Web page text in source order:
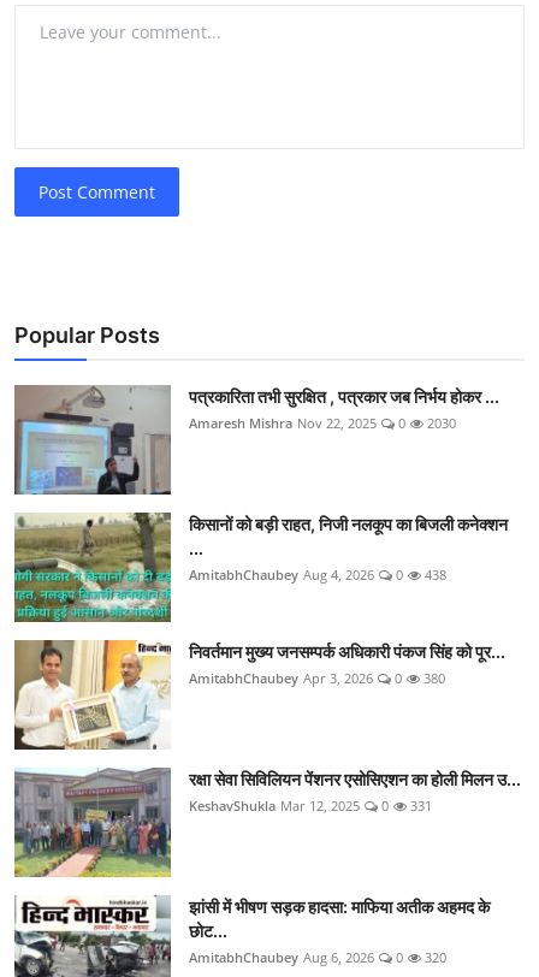
Post Comment
Popular Posts
पत्रकारिता तभी सुरक्षित , पत्रकार जब निर्भय होकर ...
Amaresh Mishra Nov 22, 2025 0 2030
किसानों को बड़ी राहत, निजी नलकूप का बिजली कनेक्शन
...
AmitabhChaubey Aug 4, 2026 0 438
निवर्तमान मुख्य जनसम्पर्क अधिकारी पंकज सिंह को पूर...
AmitabhChaubey Apr 3, 2026 0 380
रक्षा सेवा सिविलियन पेंशनर एसोसिएशन का होली मिलन उ...
KeshavShukla Mar 12, 2025 0 331
झांसी में भीषण सड़क हादसा: माफिया अतीक अहमद के
छोट...
AmitabhChaubey Aug 6, 2026 0 320